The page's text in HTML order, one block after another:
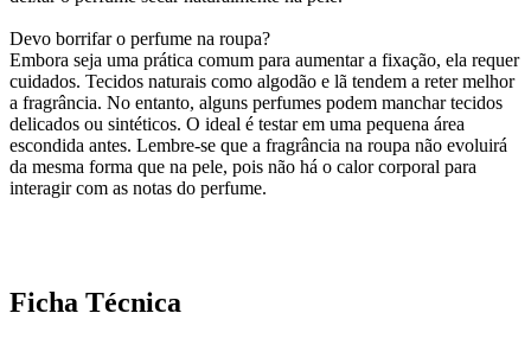
Devo borrifar o perfume na roupa?
Embora seja uma prática comum para aumentar a fixação, ela requer
cuidados. Tecidos naturais como algodão e lã tendem a reter melhor
a fragrância. No entanto, alguns perfumes podem manchar tecidos
delicados ou sintéticos. O ideal é testar em uma pequena área
escondida antes. Lembre-se que a fragrância na roupa não evoluirá
da mesma forma que na pele, pois não há o calor corporal para
interagir com as notas do perfume.
Ficha Técnica